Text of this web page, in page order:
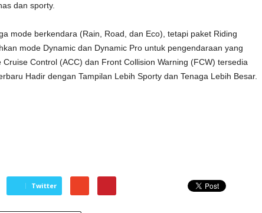
dan sporty.
mode berkendara (Rain, Road, dan Eco), tetapi paket Riding
mode Dynamic dan Dynamic Pro untuk pengendaraan yang
Cruise Control (ACC) dan Front Collision Warning (FCW) tersedia
Hadir dengan Tampilan Lebih Sporty dan Tenaga Lebih Besar.
Twitter